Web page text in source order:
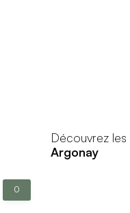
Découvrez les
Argonay
0